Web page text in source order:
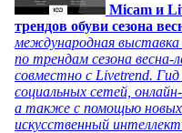
Micam и
трендов обуви сезона
международная
по трендам сезона
совместно с Livetrend.
социальных сетей,
а также с помощью новых
искусственный